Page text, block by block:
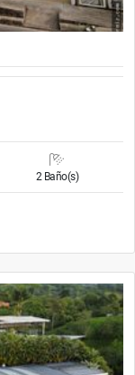
2 Baño(s)